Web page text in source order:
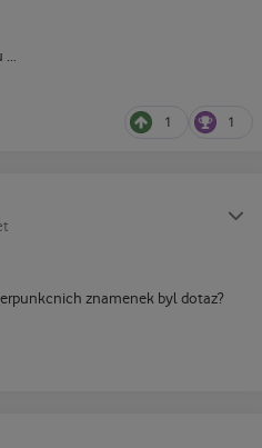
...
1 1
znamenek byl dotaz?